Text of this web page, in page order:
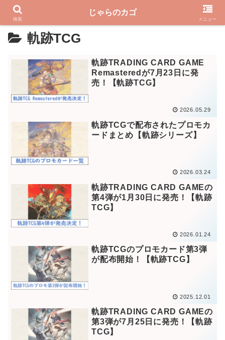
PR
軌跡TCG
軌跡TRADING CARD GAME
Remasteredが7月23日に発
売！【軌跡TCG】
2026.05.29
軌跡TCGで配布されたプロモカ
ードまとめ【軌跡シリーズ】
2026.03.24
軌跡TRADING CARD GAMEの
第4弾が1月30日に発売！【軌跡
TCG】
2026.01.24
軌跡TCGのプロモカード第3弾
が配布開始！【軌跡TCG】
2025.12.01
軌跡TRADING CARD GAMEの
第3弾が7月25日に発売！【軌跡
TCG】
検索
じゃらのカゴ
メニュー